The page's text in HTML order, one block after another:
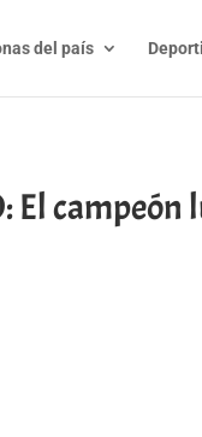
del país
El campeón